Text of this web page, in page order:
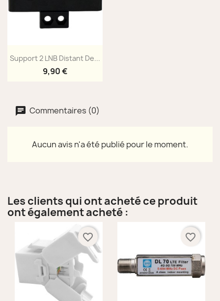
Aperçu rapide
Support 2 LNB Distant De...
9,90 €
Commentaires (0)
Aucun avis n'a été publié pour le moment.
Les clients qui ont acheté ce produit
ont également acheté :
favorite_border favorite_border